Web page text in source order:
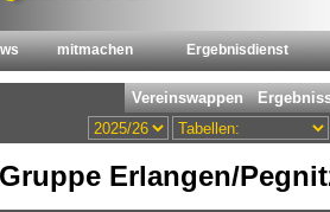
mitmachen Ergebnisdienst
Erlangen/